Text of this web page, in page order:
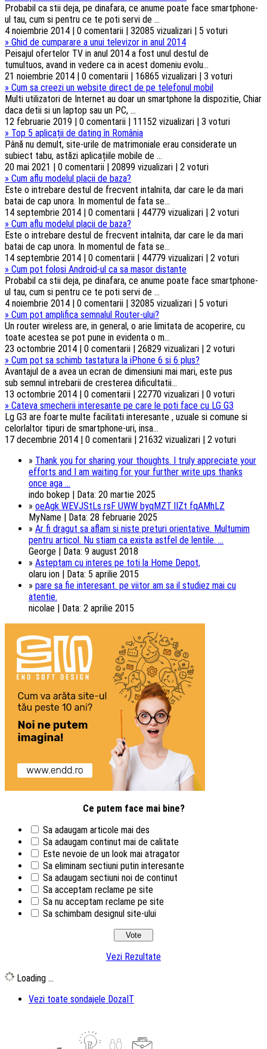
Probabil ca stii deja, pe dinafara, ce anume poate face smartphone-
ul tau, cum si pentru ce te poti servi de ...
4 noiembrie 2014 | 0 comentarii | 32085 vizualizari | 5 voturi
» Ghid de cumparare a unui televizor in anul 2014
Peisajul ofertelor TV in anul 2014 a fost unul destul de
tumultuos, avand in vedere ca in acest domeniu evolu...
21 noiembrie 2014 | 0 comentarii | 16865 vizualizari | 3 voturi
» Cum sa creezi un website direct de pe telefonul mobil
Multi utilizatori de Internet au doar un smartphone la dispozitie, Chiar
daca detii si un laptop sau un PC, ...
12 februarie 2019 | 0 comentarii | 11152 vizualizari | 3 voturi
» Top 5 aplicații de dating în România
Până nu demult, site-urile de matrimoniale erau considerate un
subiect tabu, astăzi aplicațiile mobile de ...
20 mai 2021 | 0 comentarii | 20899 vizualizari | 2 voturi
» Cum aflu modelul placii de baza?
Este o intrebare destul de frecvent intalnita, dar care le da mari
batai de cap unora. In momentul de fata se...
14 septembrie 2014 | 0 comentarii | 44779 vizualizari | 2 voturi
» Cum aflu modelul placii de baza?
Este o intrebare destul de frecvent intalnita, dar care le da mari
batai de cap unora. In momentul de fata se...
14 septembrie 2014 | 0 comentarii | 44779 vizualizari | 2 voturi
» Cum pot folosi Android-ul ca sa masor distante
Probabil ca stii deja, pe dinafara, ce anume poate face smartphone-
ul tau, cum si pentru ce te poti servi de ...
4 noiembrie 2014 | 0 comentarii | 32085 vizualizari | 5 voturi
» Cum pot amplifica semnalul Router-ului?
Un router wireless are, in general, o arie limitata de acoperire, cu
toate acestea se pot pune in evidenta o m...
23 octombrie 2014 | 0 comentarii | 26829 vizualizari | 2 voturi
» Cum pot sa schimb tastatura la iPhone 6 si 6 plus?
Avantajul de a avea un ecran de dimensiuni mai mari, este pus
sub semnul intrebarii de cresterea dificultatii...
13 octombrie 2014 | 0 comentarii | 22770 vizualizari | 0 voturi
» Cateva smecherii interesante pe care le poti face cu LG G3
Lg G3 are foarte multe facilitati interesante , uzuale si comune si
celorlaltor tipuri de smartphone-uri, insa...
17 decembrie 2014 | 0 comentarii | 21632 vizualizari | 2 voturi
» Thank you for sharing your thoughts. I truly appreciate your
efforts and I am waiting for your further write ups thanks
once aga ...
indo bokep | Data: 20 martie 2025
» oeAgk WEVJStLs rsF UWW byqMZT lIZt fqAMhLZ
MyName | Data: 28 februarie 2025
» Ar fi dragut sa aflam si niste preturi orientative. Multumim
pentru articol. Nu stiam ca exista astfel de lentile. ...
George | Data: 9 august 2018
» Asteptam cu interes pe toti la Home Depot,
olaru ion | Data: 5 aprilie 2015
» pare sa fie interesant. pe viitor am sa il studiez mai cu
atentie.
nicolae | Data: 2 aprilie 2015
Ce putem face mai bine?
Sa adaugam articole mai des
Sa adaugam continut mai de calitate
Este nevoie de un look mai atragator
Sa eliminam sectiuni putin interesante
Sa adaugam sectiuni noi de continut
Sa acceptam reclame pe site
Sa nu acceptam reclame pe site
Sa schimbam designul site-ului
Vezi Rezultate
Loading ...
Vezi toate sondajele DozaIT